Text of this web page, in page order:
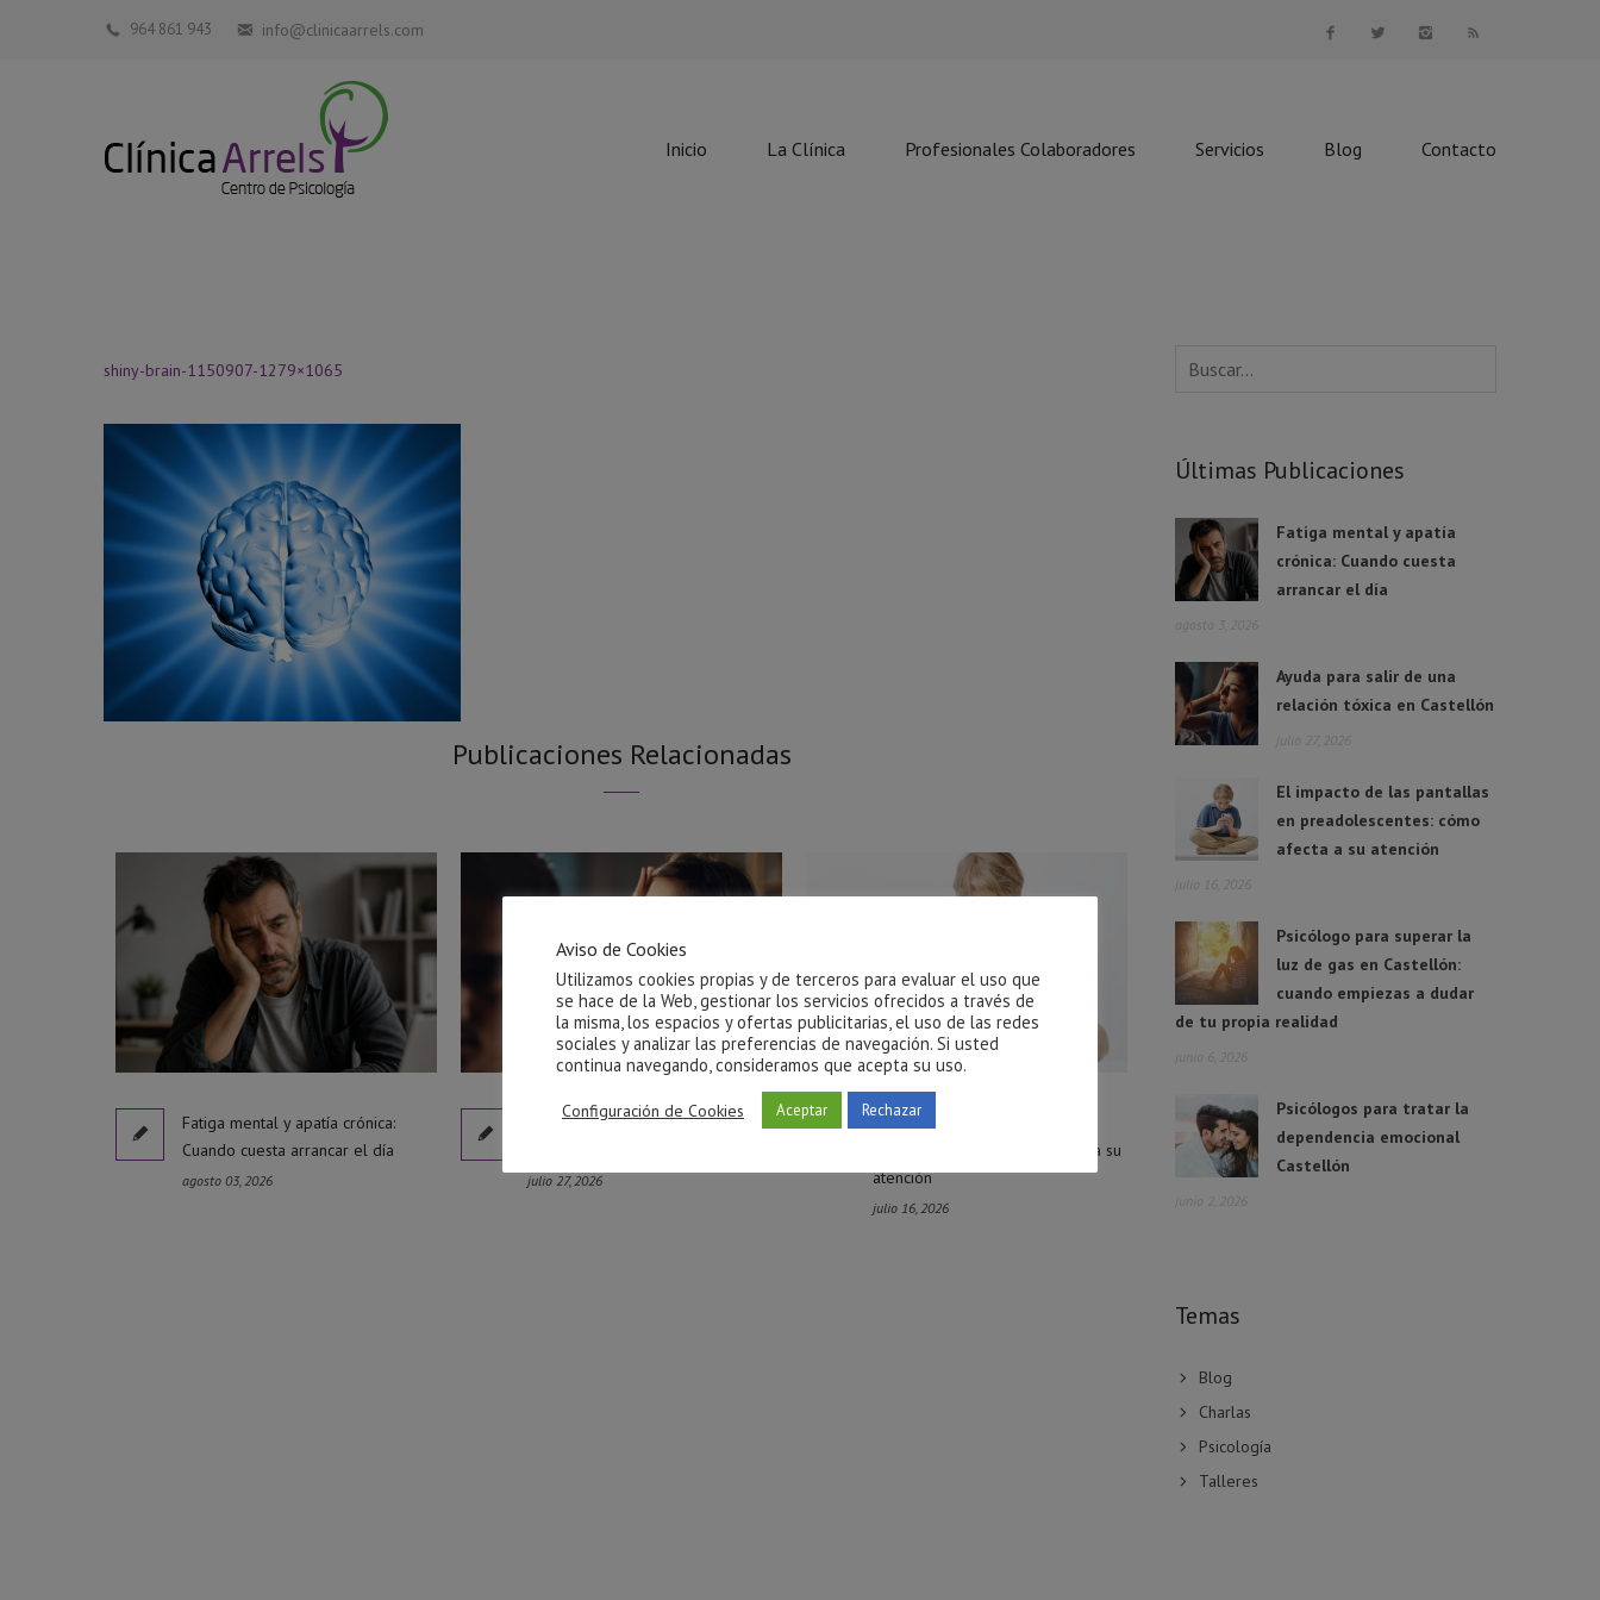
964 861 943 info@clinicaarrels.com
Inicio La Clínica Profesionales Colaboradores Servicios Blog Contacto
shiny-brain-1150907-1279×1065
Publicaciones Relacionadas
Fatiga mental y apatía crónica:
Cuando cuesta arrancar el día
agosto 03, 2026
Ayuda para salir de una relación
julio 27, 2026
El impacto de las pantallas en
preadolescentes: cómo afecta a su
atención
julio 16, 2026
Últimas Publicaciones
Fatiga mental y apatía
crónica: Cuando cuesta
arrancar el día
agosto 3, 2026
Ayuda para salir de una
relación tóxica en Castellón
julio 27, 2026
El impacto de las pantallas
en preadolescentes: cómo
afecta a su atención
julio 16, 2026
Psicólogo para superar la
luz de gas en Castellón:
cuando empiezas a dudar
de tu propia realidad
junio 6, 2026
Psicólogos para tratar la
dependencia emocional
Castellón
junio 2, 2026
Temas
Blog
Charlas
Psicología
Talleres
Aviso de Cookies
Utilizamos cookies propias y de terceros para evaluar el uso que
se hace de la Web, gestionar los servicios ofrecidos a través de
la misma, los espacios y ofertas publicitarias, el uso de las redes
sociales y analizar las preferencias de navegación. Si usted
continua navegando, consideramos que acepta su uso.
Configuración de Cookies Aceptar Rechazar